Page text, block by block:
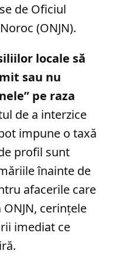
de Oficiul
(ONJN).
locale să
sau nu
pe raza
de a interzice
impune o taxă
profil sunt
înainte de
afacerile care
cerințele
imediat ce